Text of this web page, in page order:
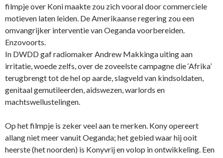
filmpje over Koni maakte zou zich vooral door commerciele
motieven laten leiden. De Amerikaanse regering zou een
omvangrijker interventie van Oeganda voorbereiden.
Enzovoorts.
In DWDD gaf radiomaker Andrew Makkinga uiting aan
irritatie, woede zelfs, over de zoveelste campagne die ‘Afrika’
terugbrengt tot de hel op aarde, slagveld van kindsoldaten,
genitaal gemutileerden, aidswezen, warlords en
machtswellustelingen.
Op het filmpje is zeker veel aan te merken. Kony opereert
allang niet meer vanuit Oeganda; het gebied waar hij ooit
heerste (het noorden) is Konyvrij en volop in ontwikkeling. Een